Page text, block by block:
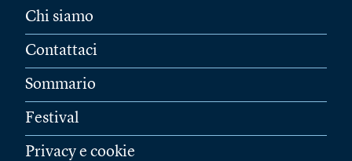
Chi siamo
Contattaci
Sommario
Festival
Privacy e cookie